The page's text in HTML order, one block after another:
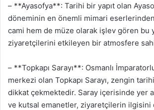
– **Ayasofya**: Tarihi bir yapıt olan
döneminin en önemli mimari
cami hem de müze olarak işlev gören bu
ziyaretçilerini etkileyen bir atmosfere
– **Topkapı Sarayı**: Osmanlı
merkezi olan Topkapı Sarayı, zengin
dikkat çekmektedir. Saray içerisinde yer
ve kutsal emanetler, ziyaretçilerin ilgisini